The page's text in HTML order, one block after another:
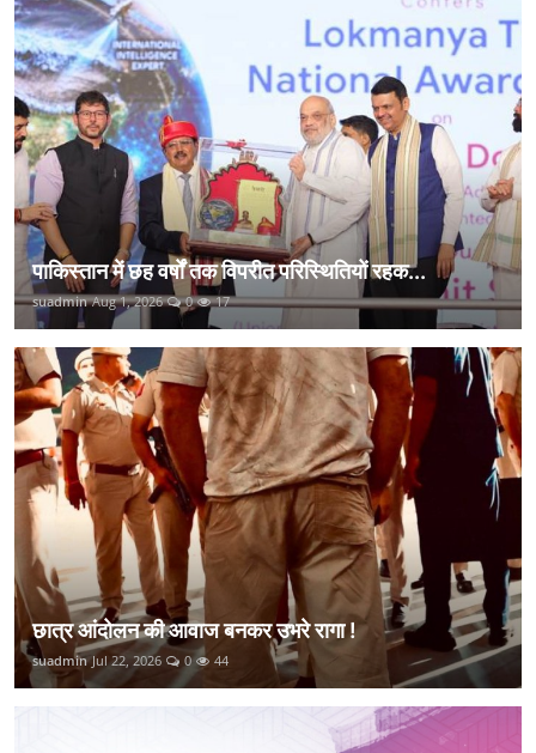
पाकिस्तान में छह वर्षों तक विपरीत परिस्थितियों रहक...
suadmin Aug 1, 2026 0 17
छात्र आंदोलन की आवाज बनकर उभरे रागा !
suadmin Jul 22, 2026 0 44